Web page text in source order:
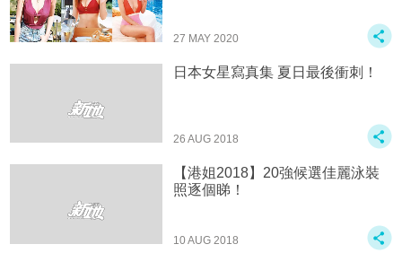
27 MAY 2020
日本女星寫真集 夏日最後衝刺！
26 AUG 2018
【港姐2018】20強候選佳麗泳裝
照逐個睇！
10 AUG 2018